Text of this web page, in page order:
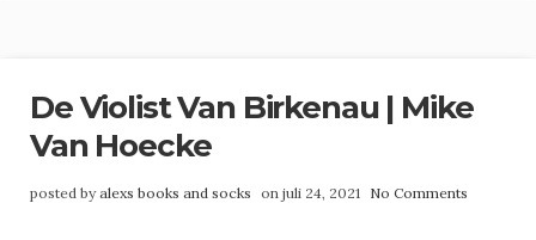
De Violist Van Birkenau | Mike
Van Hoecke
posted byalexs books and socks on juli 24, 2021 No Comments